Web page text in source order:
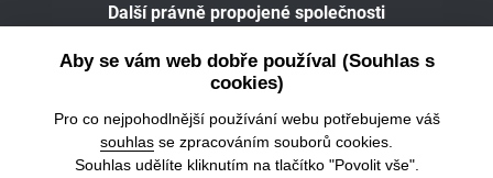
Další právně propojené společnosti
Wiener Börse
Aby se vám web dobře používal (Souhlas s
cookies)
Pro co nejpohodlnější používání webu potřebujeme váš
souhlas se zpracováním souborů cookies.
Souhlas udělíte kliknutím na tlačítko "Povolit vše".